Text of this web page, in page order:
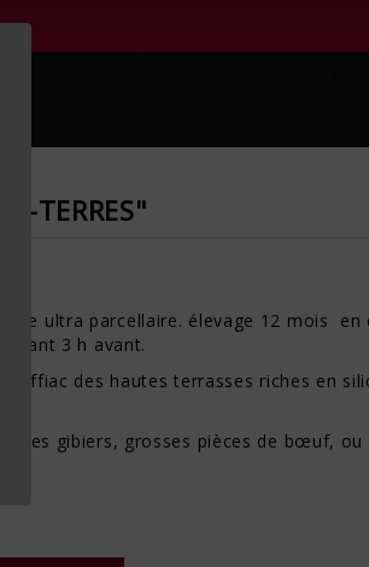
TERRES"
ultra parcellaire. élevage 12 mois en
3 h avant.
des hautes terrasses riches en
les gibiers, grosses pièces de bœuf, ou